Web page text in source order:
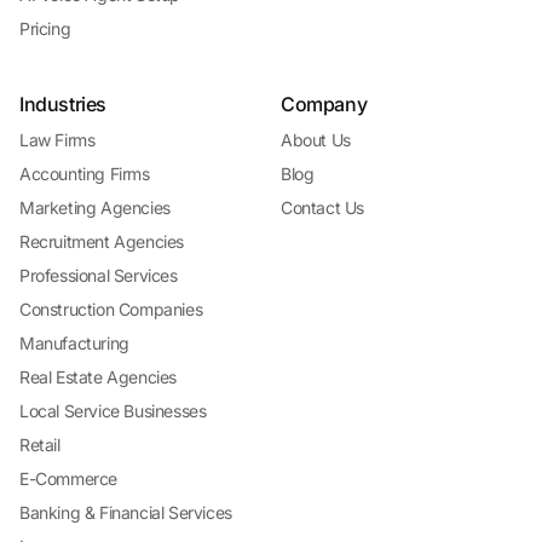
Pricing
Industries
Law Firms
Accounting Firms
Marketing Agencies
Recruitment Agencies
Professional Services
Construction Companies
Manufacturing
Real Estate Agencies
Local Service Businesses
Retail
E-Commerce
Banking & Financial Services
Company
About Us
Blog
Contact Us